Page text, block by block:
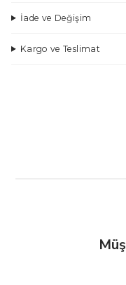
İade ve Değişim
Kargo ve Teslimat